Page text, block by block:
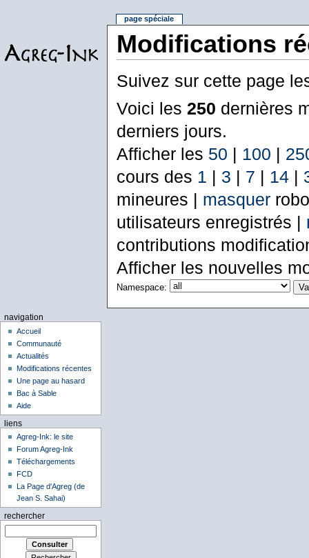
Modifications
Suivez sur cette page
Voici les 250 dernières
derniers jours.
Afficher les 50 | 100 |
cours des 1 | 3 | 7 | 14|
mineures | masquer
utilisateurs enregistrés |
contributions
Afficher les nouvelles
Namespace:
page spéciale
navigation
Accueil
Communauté
Actualités
Modifications récentes
Une page au hasard
Bac à Sable
Aide
liens
Agreg-Ink: le site
Forum Agreg-Ink
Téléchargements
FCD
La Page d'Agreg (de
Jean S. Sahai)
rechercher